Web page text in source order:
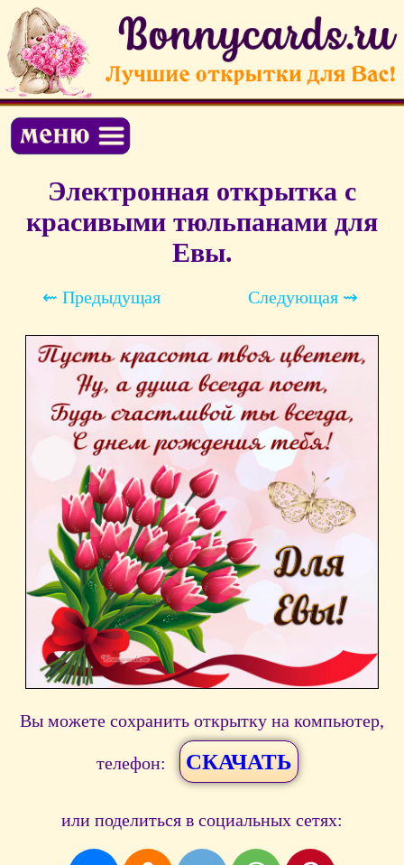
Электронная открытка с
красивыми тюльпанами для
Евы.
⇜ Предыдущая Следующая ⇝
Вы можете сохранить открытку на компьютер,
телефон: СКАЧАТЬ
или поделиться в социальных сетях: